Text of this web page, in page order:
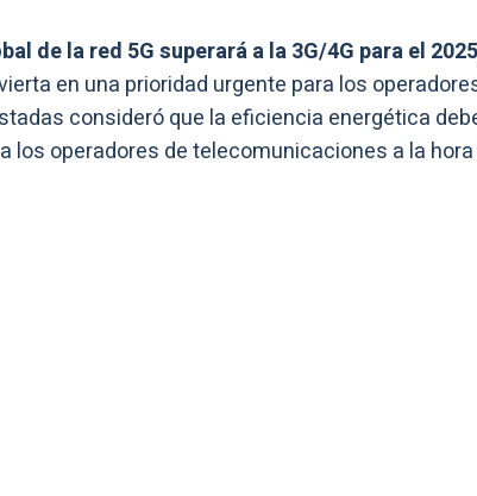
de la red 5G superará a la 3G/4G para el 2025
en una prioridad urgente para los
consideró que la eficiencia energética
los operadores de telecomunicaciones a la